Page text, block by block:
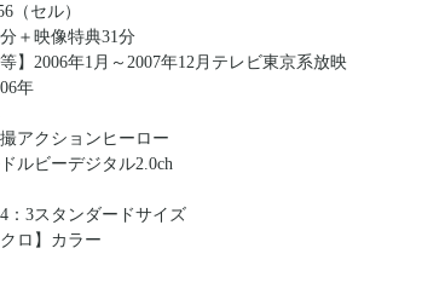
（セル）
＋映像特典31分
】2006年1月～2007年12月テレビ東京系放映
年
アクションヒーロー
ルビーデジタル2.0ch
：3スタンダードサイズ
ロ】カラー